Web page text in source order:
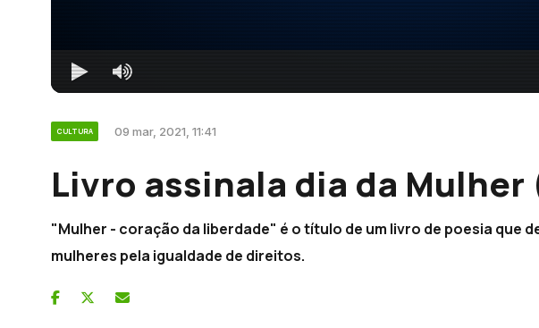
CULTURA 09 mar, 2021, 11:41
Livro assinala dia da Mulher
"Mulher - coração da liberdade" é o título de um livro de poesia que
mulheres pela igualdade de direitos.